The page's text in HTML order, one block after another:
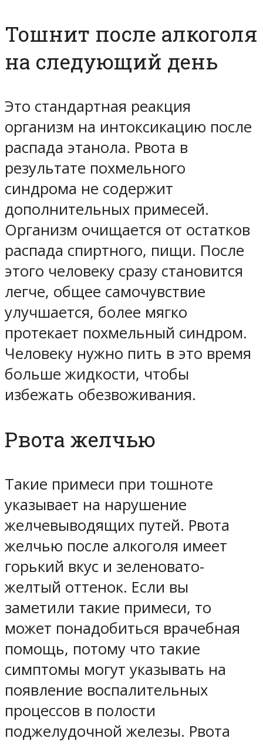
Тошнит после алкоголя
на следующий день
Это стандартная реакция
организм на интоксикацию после
распада этанола. Рвота в
результате похмельного
синдрома не содержит
дополнительных примесей.
Организм очищается от остатков
распада спиртного, пищи. После
этого человеку сразу становится
легче, общее самочувствие
улучшается, более мягко
протекает похмельный синдром.
Человеку нужно пить в это время
больше жидкости, чтобы
избежать обезвоживания.
Рвота желчью
Такие примеси при тошноте
указывает на нарушение
желчевыводящих путей. Рвота
желчью после алкоголя имеет
горький вкус и зеленовато-
желтый оттенок. Если вы
заметили такие примеси, то
может понадобиться врачебная
помощь, потому что такие
симптомы могут указывать на
появление воспалительных
процессов в полости
поджелудочной железы. Рвота